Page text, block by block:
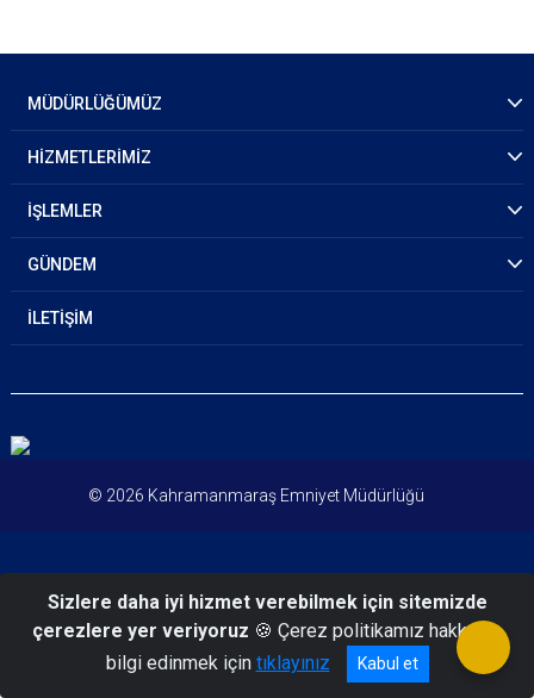
MÜDÜRLÜĞÜMÜZ
HİZMETLERİMİZ
İŞLEMLER
GÜNDEM
İLETİŞİM
© 2026 Kahramanmaraş Emniyet Müdürlüğü
Sizlere daha iyi hizmet verebilmek için sitemizde
çerezlere yer veriyoruz 🍪 Çerez politikamız hakkında
bilgi edinmek için tıklayınız Kabul et